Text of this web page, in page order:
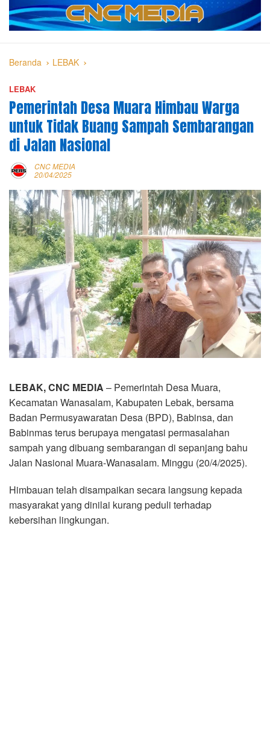
Beranda LEBAK
LEBAK
Pemerintah Desa Muara Himbau Warga
untuk Tidak Buang Sampah Sembarangan
di Jalan Nasional
CNC MEDIA
20/04/2025
LEBAK, CNC MEDIA – Pemerintah Desa Muara,
Kecamatan Wanasalam, Kabupaten Lebak, bersama
Badan Permusyawaratan Desa (BPD), Babinsa, dan
Babinmas terus berupaya mengatasi permasalahan
sampah yang dibuang sembarangan di sepanjang bahu
Jalan Nasional Muara-Wanasalam. Minggu (20/4/2025).
Himbauan telah disampaikan secara langsung kepada
masyarakat yang dinilai kurang peduli terhadap
kebersihan lingkungan.